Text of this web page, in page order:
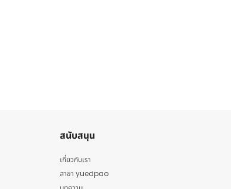
สนับสนุน
เกี่ยวกับเรา
สาขา yuedpao